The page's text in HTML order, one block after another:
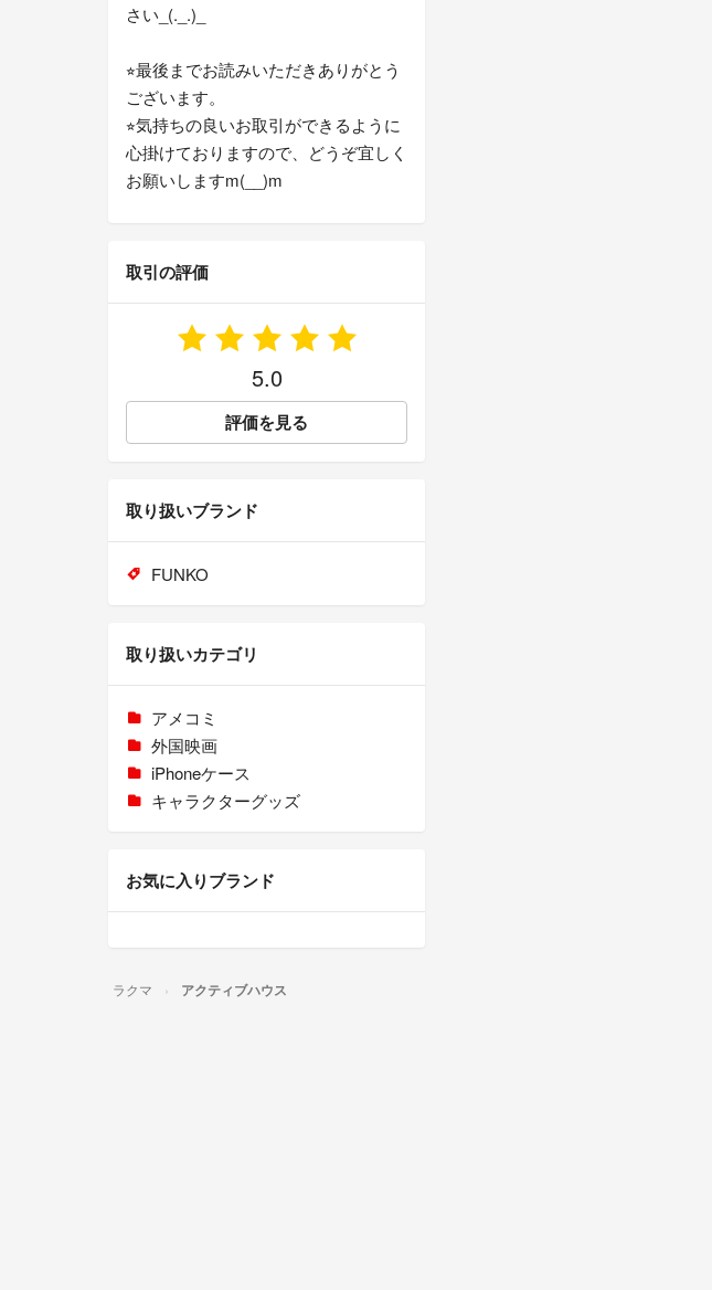
さい_(._.)_
⭐︎最後までお読みいただきありがとう
ございます。
⭐︎気持ちの良いお取引ができるように
心掛けておりますので、どうぞ宜しく
お願いしますm(__)m
取引の評価
5.0
評価を見る
取り扱いブランド
FUNKO
取り扱いカテゴリ
アメコミ
外国映画
iPhoneケース
キャラクターグッズ
お気に入りブランド
ラクマ アクティブハウス